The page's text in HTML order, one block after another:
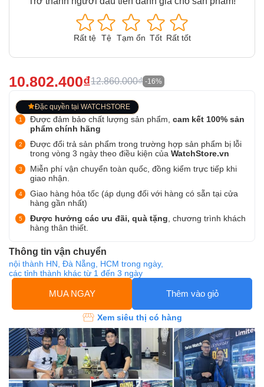
Rất tệ Tệ Tạm ổn Tốt Rất tốt
10.802.400₫12.860.000₫ -16%
Đặc quyền tại WATCHSTORE
Được đảm bảo chất lượng sản phẩm, cam kết 100% sản
phẩm chính hãng
Được đổi trả sản phẩm trong trường hợp sản phẩm bị lỗi
trong vòng 3 ngày theo điều kiện của WatchStore.vn
Miễn phí vận chuyển toàn quốc, đồng kiểm trực tiếp khi
giao nhận.
Giao hàng hỏa tốc (áp dụng đối với hàng có sẵn tại cửa
hàng gần nhất)
Được hưởng các ưu đãi, quà tặng , chương trình khách
hàng thân thiết.
Thông tin vận chuyển
nội thành HN, Đà Nẵng, HCM trong ngày,
các tỉnh thành khác từ 1 đến 3 ngày
MUA NGAY Thêm vào giỏ
Xem siêu thị có hàng